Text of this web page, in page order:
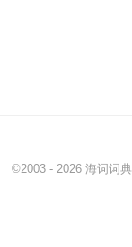
©2003 - 2026 海词词典